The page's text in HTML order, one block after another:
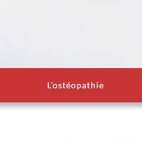
L'ostéopathie